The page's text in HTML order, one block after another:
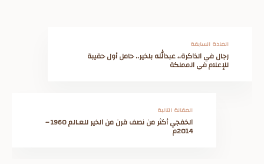
المادة السابقة
رجال في الذاكرة،، عبدالله بلخير.. حامل أول حقيبة
للإعلام في المملكة
المقالة التالية
الخفجي أكثر من نصف قرن من الخير للعـالم 1960 –
2014م